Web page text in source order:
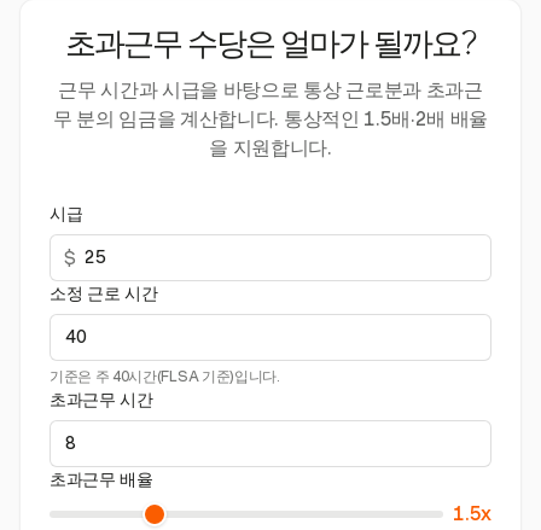
초과근무 수당은 얼마가 될까요?
근무 시간과 시급을 바탕으로 통상 근로분과 초과근
무 분의 임금을 계산합니다. 통상적인 1.5배·2배 배율
을 지원합니다.
시급
$
소정 근로 시간
기준은 주 40시간(FLSA 기준)입니다.
초과근무 시간
초과근무 배율
1.5x